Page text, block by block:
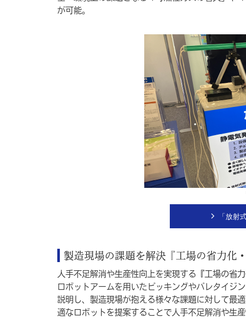
が可能。
「放射
製造現場の課題を解決『工場の省力化
人手不足解消や生産性向上を実現する『工場の省
ロボットアームを用いたピッキングやパレタイジ
説明し、製造現場が抱える様々な課題に対して最
適なロボットを提案することで人手不足解消や生産